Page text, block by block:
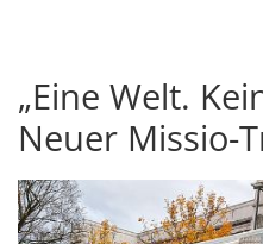
„Eine Welt.
Neuer Missio-